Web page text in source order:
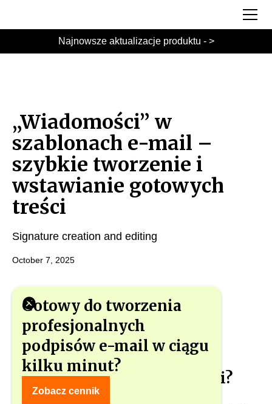
Najnowsze aktualizacje produktu - >
„Wiadomości” w
szablonach e-mail –
szybkie tworzenie i
wstawianie gotowych
treści
Signature creation and editing
October 7, 2025
Gotowy do tworzenia
profesjonalnych
podpisów e-mail w ciągu
kilku minut?
Zobacz cennik
Co nowego w tej aktualizacji?